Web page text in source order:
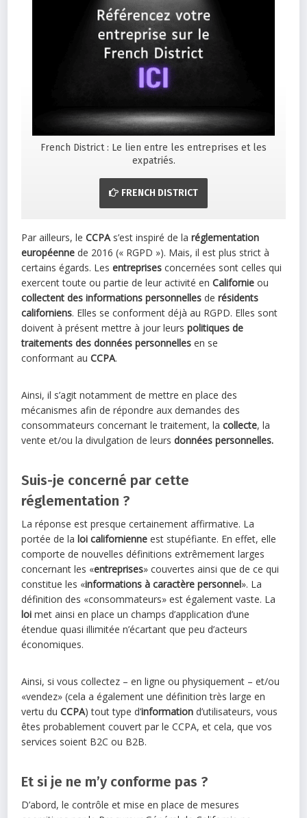
French District : Le lien entre les entreprises et les
expatriés.
FRENCH DISTRICT
Par ailleurs, leCCPA s’est inspiré de laréglementation
européenne de 2016 (« RGPD »). Mais, il est plus strict à
certains égards. Lesentreprises concernées sont celles qui
exercent toute ou partie de leur activité enCalifornie ou
collectent des informations personnelles derésidents
californiens. Elles se conforment déjà au RGPD. Elles sont
doivent à présent mettre à jour leurspolitiques de
traitements des données personnellesen se
conformant auCCPA.
Ainsi, il s’agit notamment de mettre en place des
mécanismes afin de répondre aux demandes des
consommateurs concernant le traitement, lacollecte, la
vente et/ou la divulgation de leurs données personnelles.
Suis-je concerné par cette
réglementation ?
La réponse est presque certainement affirmative. La
portée de laloi californienne est stupéfiante. En effet, elle
comporte de nouvelles définitions extrêmement larges
concernant les «entreprises» couvertes ainsi que de ce qui
constitue les «informations à caractère personnel». La
définition des «consommateurs» est également vaste. La
loi met ainsi en place un champs d’application d’une
étendue quasi illimitée n’écartant que peu d’acteurs
économiques.
Ainsi, si vous collectez – en ligne ou physiquement – et/ou
«vendez» (cela a également une définition très large en
vertu duCCPA) tout type d’information d’utilisateurs, vous
êtes probablement couvert par le CCPA, et cela, que vos
services soient B2C ou B2B.
Et si je ne m’y conforme pas ?
D’abord, le contrôle et mise en place de mesures